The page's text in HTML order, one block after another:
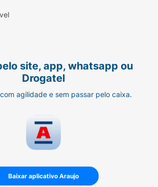
site, app, whatsapp ou
Drogatel
agilidade e sem passar pelo caixa.
Baixar aplicativo Araujo